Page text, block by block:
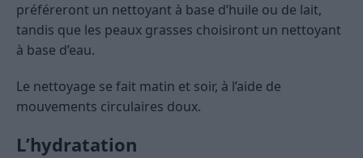
préféreront un nettoyant à base d’huile ou de lait,
tandis que les peaux grasses choisiront un nettoyant
à base d’eau.
Le nettoyage se fait matin et soir, à l’aide de
mouvements circulaires doux.
L’hydratation